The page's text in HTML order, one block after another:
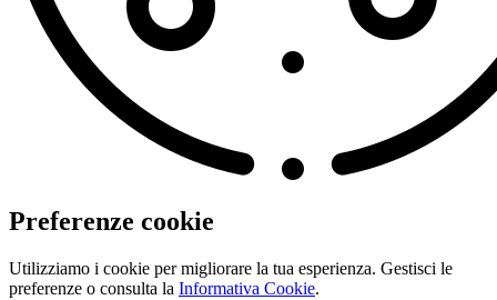
Preferenze cookie
Utilizziamo i cookie per migliorare la tua esperienza. Gestisci le
preferenze o consulta la Informativa Cookie.